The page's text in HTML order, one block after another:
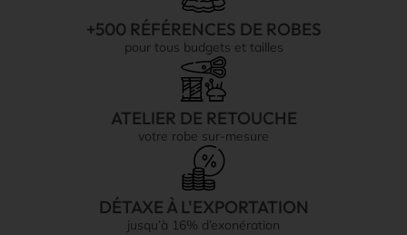
+500 RÉFÉRENCES DE ROBES
pour tous budgets et tailles
ATELIER DE RETOUCHE
votre robe sur-mesure
DÉTAXE À L'EXPORTATION
jusqu’à 16% d’exonération